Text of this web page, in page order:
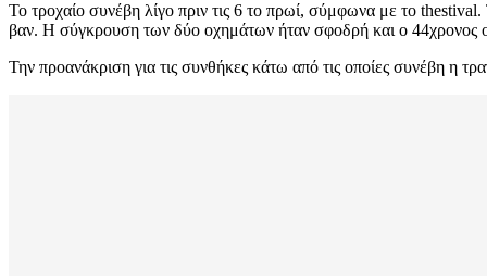
Το τροχαίο συνέβη λίγο πριν τις 6 το πρωί, σύμφωνα με το
βαν. Η σύγκρουση των δύο οχημάτων ήταν σφοδρή και ο 44χρονος
Την προανάκριση για τις συνθήκες κάτω από τις οποίες συνέβη η